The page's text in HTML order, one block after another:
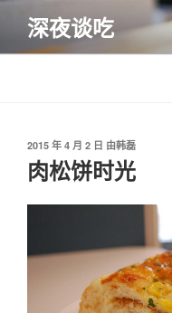
内
深夜谈吃
发
布
于
2015 年 4 月 2 日 由韩磊
肉松饼时光